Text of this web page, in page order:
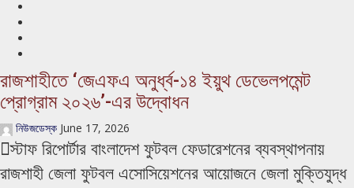
রাজশাহীতে ‘জেএফএ অনুর্ধ্ব-১৪ ইয়ুথ ডেভেলপমেন্ট
প্রোগ্রাম ২০২৬’-এর উদ্বোধন
নিউজডেস্ক June 17, 2026
স্টাফ রিপোর্টার বাংলাদেশ ফুটবল ফেডারেশনের ব্যবস্থাপনায়
রাজশাহী জেলা ফুটবল এসোসিয়েশনের আয়োজনে জেলা মুক্তিযুদ্ধ